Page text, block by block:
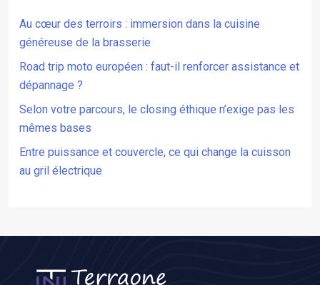
Au cœur des terroirs : immersion dans la cuisine
généreuse de la brasserie
Road trip moto européen : faut-il renforcer assistance et
dépannage ?
Selon votre parcours, le closing éthique n’exige pas les
mêmes bases
Entre puissance et couvercle, ce qui change la cuisson
au gril électrique